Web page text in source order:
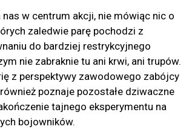
w centrum akcji, nie mówiąc nic o
zaledwie parę pochodzi z
do bardziej restrykcyjnego
nie zabraknie tu ani krwi, ani trupów.
z perspektywy zawodowego zabójcy
poznaje pozostałe dziwaczne
tajnego eksperymentu na
bojowników.